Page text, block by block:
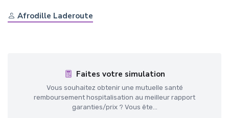
Afrodille Laderoute
Faites votre simulation
Vous souhaitez obtenir une mutuelle santé
remboursement hospitalisation au meilleur rapport
garanties/prix ? Vous ête...